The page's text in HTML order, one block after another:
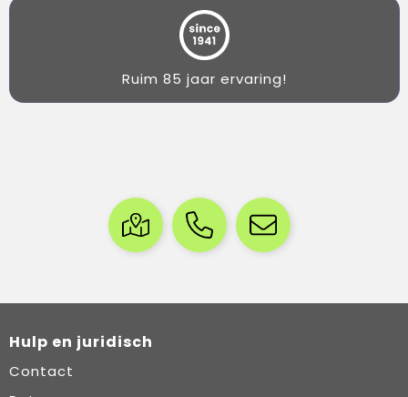
Ruim 85 jaar ervaring!
Hulp en juridisch
Contact